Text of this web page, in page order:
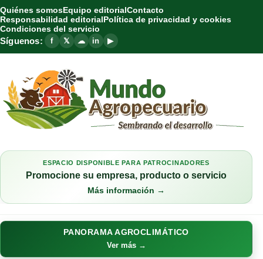
Quiénes somosEquipo editorialContacto
Responsabilidad editorialPolítica de privacidad y cookies
Condiciones del servicio
Síguenos: f 𝕏 ☁ in ▶
ESPACIO DISPONIBLE PARA PATROCINADORES
Promocione su empresa, producto o servicio
Más información →
PANORAMA AGROCLIMÁTICO
Ver más →